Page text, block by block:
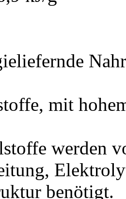
mit
werden
benötigt.